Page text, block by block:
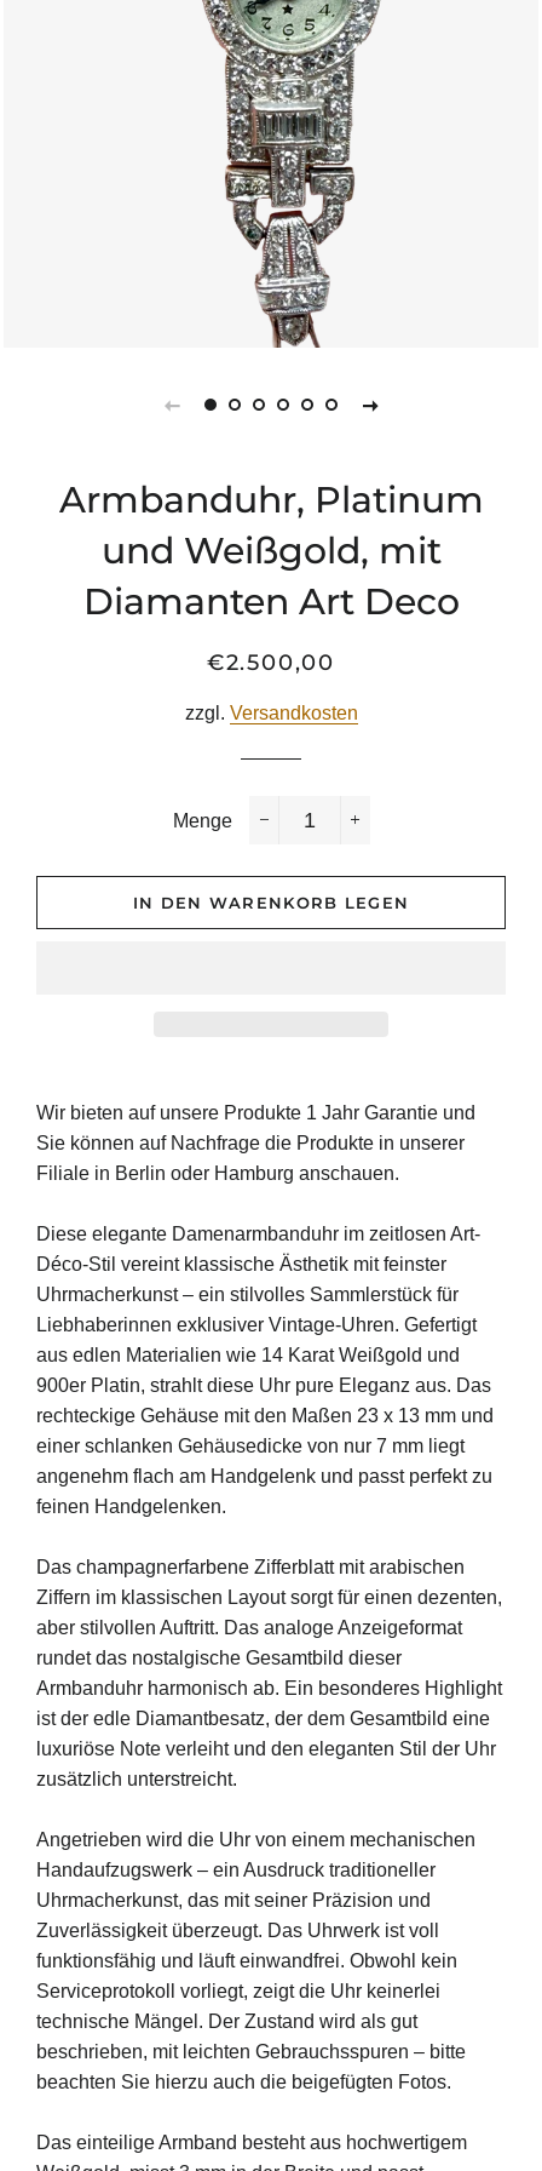
Armbanduhr, Platinum
und Weißgold, mit
Diamanten Art Deco
Normaler
Sonderpreis
€2.500,00
zzgl. Versandkosten
Menge
IN DEN WARENKORB LEGEN
Wir bieten auf unsere Produkte 1 Jahr Garantie und
Sie können auf Nachfrage die Produkte in unserer
Filiale in Berlin oder Hamburg anschauen.
Diese elegante Damenarmbanduhr im zeitlosen Art-
Déco-Stil vereint klassische Ästhetik mit feinster
Uhrmacherkunst – ein stilvolles Sammlerstück für
Liebhaberinnen exklusiver Vintage-Uhren. Gefertigt
aus edlen Materialien wie 14 Karat Weißgold und
900er Platin, strahlt diese Uhr pure Eleganz aus. Das
rechteckige Gehäuse mit den Maßen 23 x 13 mm und
einer schlanken Gehäusedicke von nur 7 mm liegt
angenehm flach am Handgelenk und passt perfekt zu
feinen Handgelenken.
Das champagnerfarbene Zifferblatt mit arabischen
Ziffern im klassischen Layout sorgt für einen dezenten,
aber stilvollen Auftritt. Das analoge Anzeigeformat
rundet das nostalgische Gesamtbild dieser
Armbanduhr harmonisch ab. Ein besonderes Highlight
ist der edle Diamantbesatz, der dem Gesamtbild eine
luxuriöse Note verleiht und den eleganten Stil der Uhr
zusätzlich unterstreicht.
Angetrieben wird die Uhr von einem mechanischen
Handaufzugswerk – ein Ausdruck traditioneller
Uhrmacherkunst, das mit seiner Präzision und
Zuverlässigkeit überzeugt. Das Uhrwerk ist voll
funktionsfähig und läuft einwandfrei. Obwohl kein
Serviceprotokoll vorliegt, zeigt die Uhr keinerlei
technische Mängel. Der Zustand wird als gut
beschrieben, mit leichten Gebrauchsspuren – bitte
beachten Sie hierzu auch die beigefügten Fotos.
Das einteilige Armband besteht aus hochwertigem